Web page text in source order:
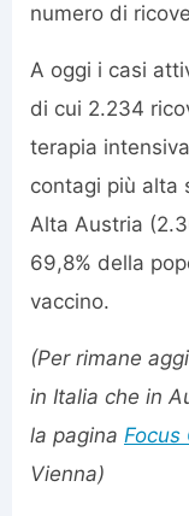
numero di
A oggi i casi
di cui 2.234
terapia
contagi più alta
Alta Austria
69,8% della
vaccino.
(Per rimane
in Italia che in
la pagina Focus
Vienna)